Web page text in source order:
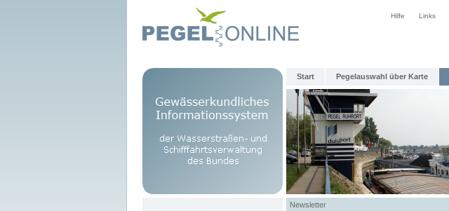
Hilfe Links
Start Pegelauswahl über Karte
Newsletter